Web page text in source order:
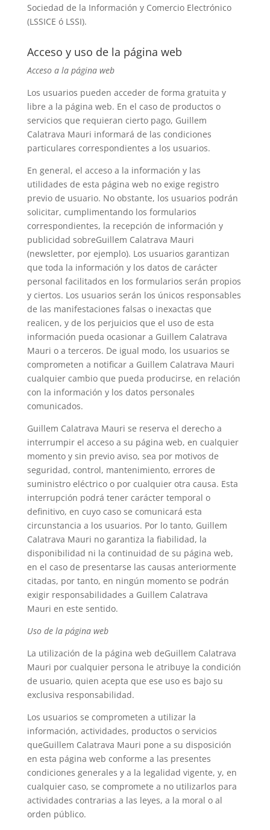
Sociedad de la Información y Comercio Electrónico
(LSSICE ó LSSI).
Acceso y uso de la página web
Acceso a la página web
Los usuarios pueden acceder de forma gratuita y
libre a la página web. En el caso de productos o
servicios que requieran cierto pago, Guillem
Calatrava Mauri informará de las condiciones
particulares correspondientes a los usuarios.
En general, el acceso a la información y las
utilidades de esta página web no exige registro
previo de usuario. No obstante, los usuarios podrán
solicitar, cumplimentando los formularios
correspondientes, la recepción de información y
publicidad sobreGuillem Calatrava Mauri
(newsletter, por ejemplo). Los usuarios garantizan
que toda la información y los datos de carácter
personal facilitados en los formularios serán propios
y ciertos. Los usuarios serán los únicos responsables
de las manifestaciones falsas o inexactas que
realicen, y de los perjuicios que el uso de esta
información pueda ocasionar a Guillem Calatrava
Mauri o a terceros. De igual modo, los usuarios se
comprometen a notificar a Guillem Calatrava Mauri
cualquier cambio que pueda producirse, en relación
con la información y los datos personales
comunicados.
Guillem Calatrava Mauri se reserva el derecho a
interrumpir el acceso a su página web, en cualquier
momento y sin previo aviso, sea por motivos de
seguridad, control, mantenimiento, errores de
suministro eléctrico o por cualquier otra causa. Esta
interrupción podrá tener carácter temporal o
definitivo, en cuyo caso se comunicará esta
circunstancia a los usuarios. Por lo tanto, Guillem
Calatrava Mauri no garantiza la fiabilidad, la
disponibilidad ni la continuidad de su página web,
en el caso de presentarse las causas anteriormente
citadas, por tanto, en ningún momento se podrán
exigir responsabilidades a Guillem Calatrava
Mauri en este sentido.
Uso de la página web
La utilización de la página web deGuillem Calatrava
Mauri por cualquier persona le atribuye la condición
de usuario, quien acepta que ese uso es bajo su
exclusiva responsabilidad.
Los usuarios se comprometen a utilizar la
información, actividades, productos o servicios
queGuillem Calatrava Mauri pone a su disposición
en esta página web conforme a las presentes
condiciones generales y a la legalidad vigente, y, en
cualquier caso, se compromete a no utilizarlos para
actividades contrarias a las leyes, a la moral o al
orden público.